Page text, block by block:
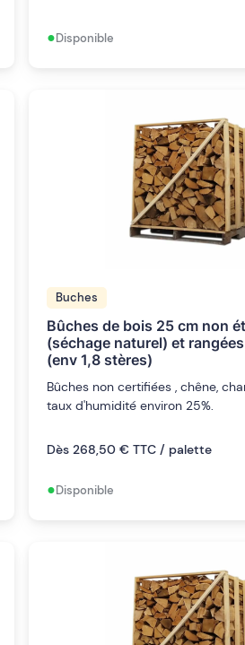
•Disponible
Buches
Bûches de bois 25 cm non
(séchage naturel) et
(env 1,8 stères)
Bûches non certifiées , chêne,
taux d'humidité environ 25%.
Dès 268,50 € TTC / palette
•Disponible